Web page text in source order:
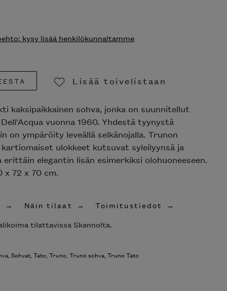
kysy lisää henkilökunnaltamme
Lisää toivelistaan
kaksipaikkainen sohva, jonka on suunnitellut
vuonna 1960. Yhdestä tyynystä
on ympäröity leveällä selkänojalla. Trunon
ulokkeet kutsuvat syleilyynsä ja
elegantin lisän esimerkiksi olohuoneeseen.
x 72 x 70 cm.
Näin tilaat
Toimitustiedot
tilattavissa Skannolta.
, Sohvat, Tato, Truno, Truno sohva, Truno Tato